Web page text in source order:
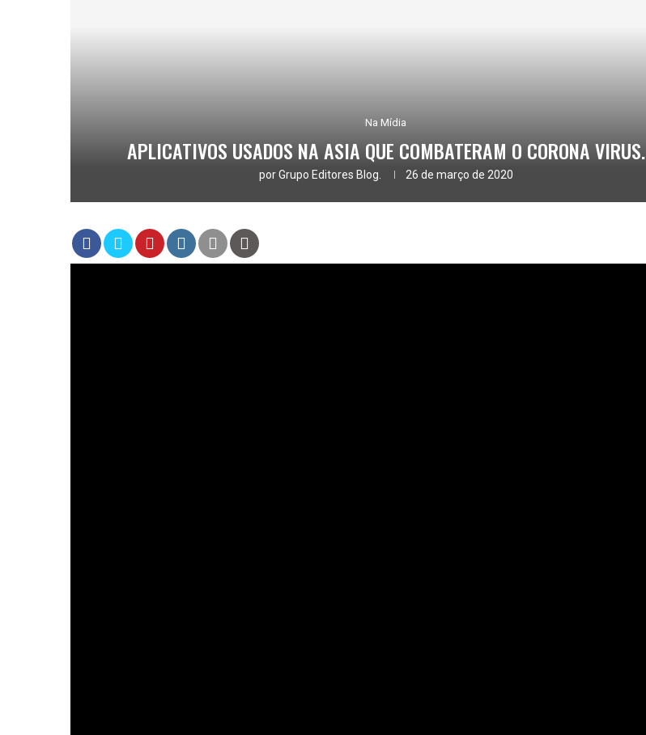
Na Mídia
APLICATIVOS USADOS NA ASIA QUE COMBATERAM O CORONA VIRUS.
porGrupo Editores Blog. 26 de março de 2020